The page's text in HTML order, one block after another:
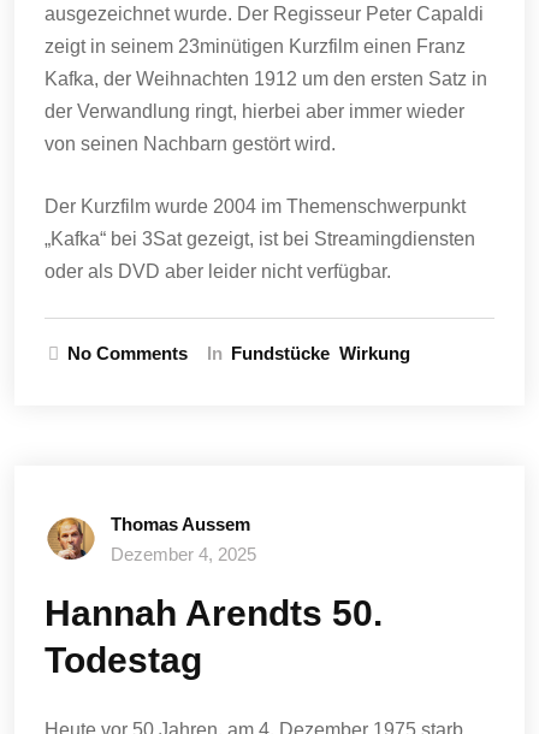
ausgezeichnet wurde. Der Regisseur Peter Capaldi
zeigt in seinem 23minütigen Kurzfilm einen Franz
Kafka, der Weihnachten 1912 um den ersten Satz in
der Verwandlung ringt, hierbei aber immer wieder
von seinen Nachbarn gestört wird.
Der Kurzfilm wurde 2004 im Themenschwerpunkt
„Kafka“ bei 3Sat gezeigt, ist bei Streamingdiensten
oder als DVD aber leider nicht verfügbar.
No Comments In Fundstücke Wirkung
Thomas Aussem
Dezember 4, 2025
Hannah Arendts 50.
Todestag
Heute vor 50 Jahren, am 4. Dezember 1975 starb